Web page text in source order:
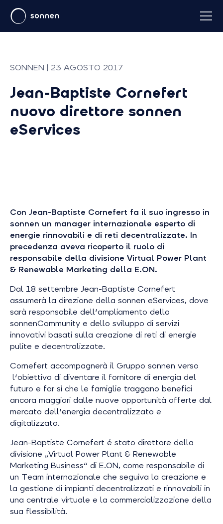
SONNEN | 23 AGOSTO 2017
Jean-Baptiste Cornefert
nuovo direttore sonnen
eServices
Con Jean-Baptiste Cornefert fa il suo ingresso in
sonnen un manager internazionale esperto di
energie rinnovabili e di reti decentralizzate. In
precedenza aveva ricoperto il ruolo di
responsabile della divisione Virtual Power Plant
& Renewable Marketing della E.ON.
Dal 18 settembre Jean-Baptiste Cornefert
assumerà la direzione della sonnen eServices, dove
sarà responsabile dell'ampliamento della
sonnenCommunity e dello sviluppo di servizi
innovativi basati sulla creazione di reti di energie
pulite e decentralizzate.
Cornefert accompagnerà il Gruppo sonnen verso
l'obiettivo di diventare il fornitore di energia del
futuro e far sì che le famiglie traggano benefici
ancora maggiori dalle nuove opportunità offerte dal
mercato dell'energia decentralizzato e
digitalizzato.
Jean-Baptiste Cornefert é stato direttore della
divisione „Virtual Power Plant & Renewable
Marketing Business“ di E.ON, come responsabile di
un Team internazionale che seguiva la creazione e
la gestione di impianti decentralizzati e rinnovabili in
una centrale virtuale e la commercializzazione della
sua flessibilità.